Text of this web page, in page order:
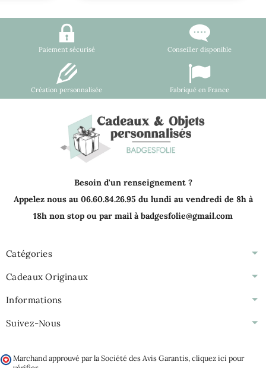
Paiement sécurisé Conseiller disponible
Création personnalisée Fabriqué en France
Besoin d'un renseignement ?
Appelez nous au 06.60.84.26.95 du lundi au vendredi de 8h à
18h non stop ou par mail à badgesfolie@gmail.com
Catégories
Cadeaux Originaux
Informations
Suivez-Nous
Marchand approuvé par la Société des Avis Garantis,cliquez ici pour